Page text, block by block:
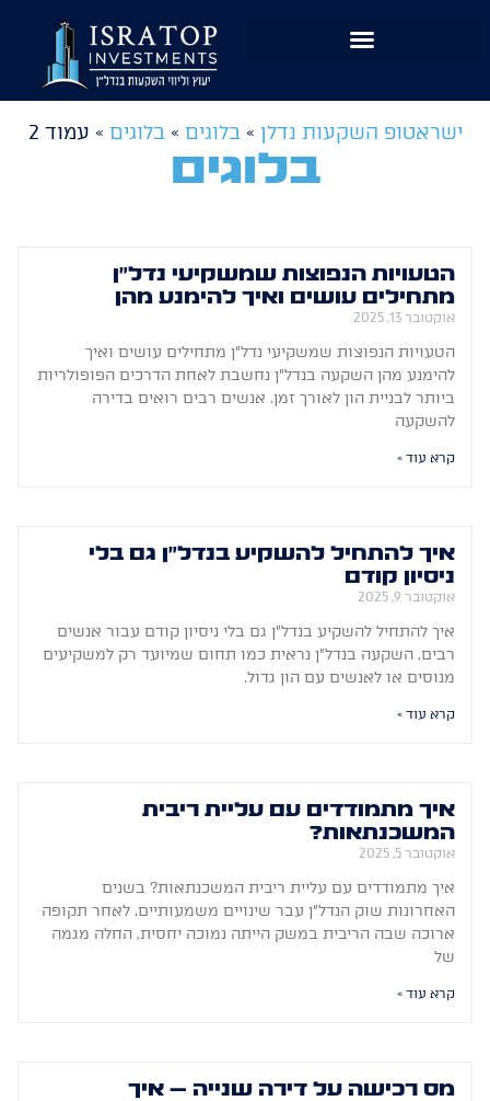
מַעֲרֶכֶת
הָאֲתָר.
ישראטופ השקעות נדלן »בלוגים »בלוגים » עמוד 2
בלוגים
הטעויות הנפוצות שמשקיעי נדל״ן
מתחילים עושים ואיך להימנע מהן
אוקטובר 13, 2025
הטעויות הנפוצות שמשקיעי נדל״ן מתחילים עושים ואיך
להימנע מהן השקעה בנדל״ן נחשבת לאחת הדרכים הפופולריות
ביותר לבניית הון לאורך זמן. אנשים רבים רואים בדירה
להשקעה
קרא עוד »
איך להתחיל להשקיע בנדל״ן גם בלי
ניסיון קודם
אוקטובר 9, 2025
איך להתחיל להשקיע בנדל״ן גם בלי ניסיון קודם עבור אנשים
רבים, השקעה בנדל״ן נראית כמו תחום שמיועד רק למשקיעים
מנוסים או לאנשים עם הון גדול.
קרא עוד »
איך מתמודדים עם עליית ריבית
המשכנתאות?
אוקטובר 5, 2025
איך מתמודדים עם עליית ריבית המשכנתאות? בשנים
האחרונות שוק הנדל״ן עבר שינויים משמעותיים. לאחר תקופה
ארוכה שבה הריבית במשק הייתה נמוכה יחסית, החלה מגמה
של
קרא עוד »
מס רכישה על דירה שנייה – איך